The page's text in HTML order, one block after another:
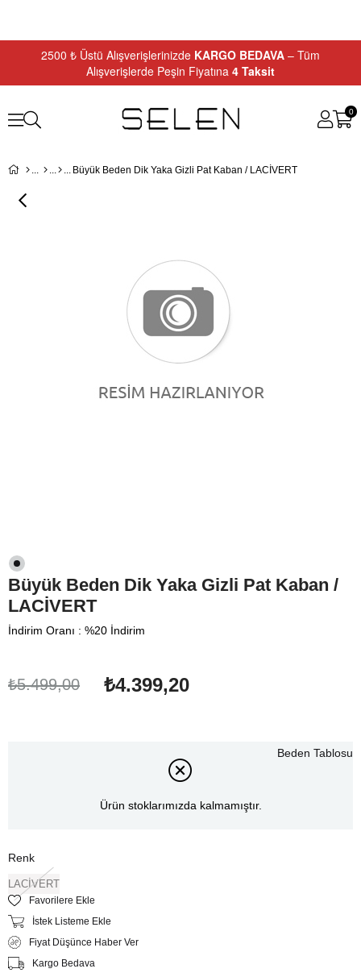
2500 ₺ Üstü Alışverişlerinizde KARGO BEDAVA – Tüm
Alışverişlerde Peşin Fiyatına 4 Taksit
0
Büyük Beden Dik Yaka Gizli Pat Kaban / LACİVERT
Büyük Beden Dik Yaka Gizli Pat Kaban /
LACİVERT
İndirim Oranı : %20 İndirim
₺5.499,00 ₺4.399,20
Ürün stoklarımızda kalmamıştır.
Beden Tablosu
Renk
LACİVERT
Favorilere Ekle
İstek Listeme Ekle
Fiyat Düşünce Haber Ver
Kargo Bedava